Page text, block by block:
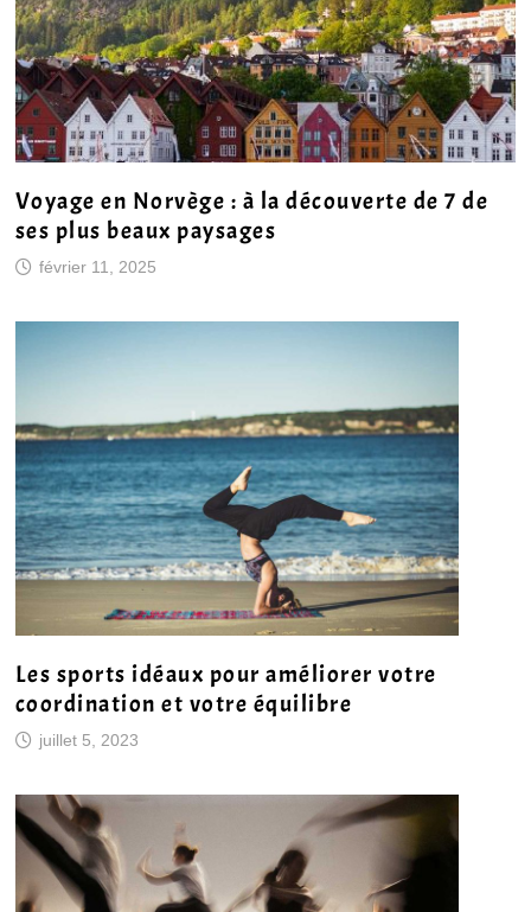
Voyage en Norvège : à la découverte de 7 de
ses plus beaux paysages
février 11, 2025
Les sports idéaux pour améliorer votre
coordination et votre équilibre
juillet 5, 2023